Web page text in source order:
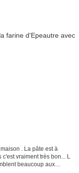
. La pâte est à
vraiment très bon... L
beaucoup aux